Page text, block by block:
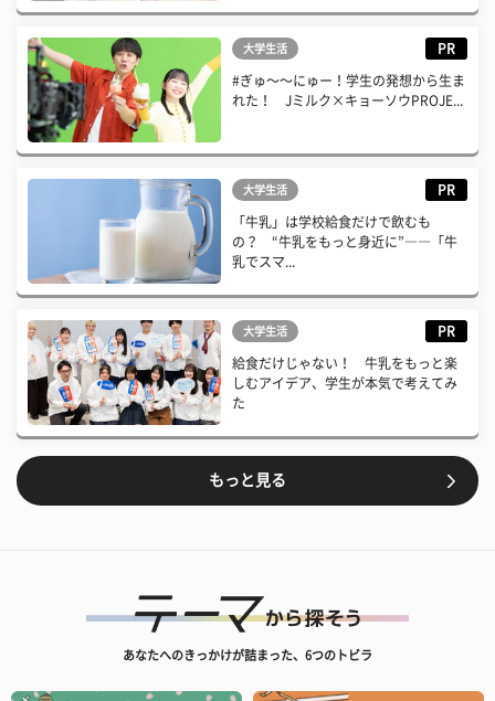
大学生活 PR
#ぎゅ〜〜にゅー！学生の発想から生ま
れた！ Jミルク×キョーソウPROJE...
大学生活 PR
「牛乳」は学校給食だけで飲むも
の？ “牛乳をもっと身近に”――「牛
乳でスマ...
大学生活 PR
給食だけじゃない！ 牛乳をもっと楽
しむアイデア、学生が本気で考えてみ
た
もっと見る
あなたへのきっかけが詰まった、6つのトビラ